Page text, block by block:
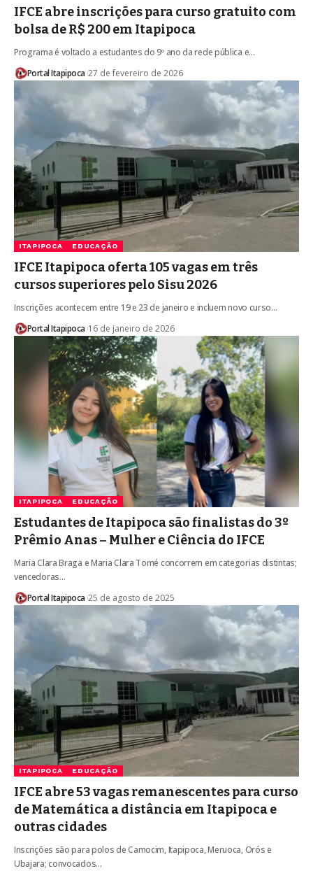
IFCE abre inscrições para curso gratuito com
bolsa de R$ 200 em Itapipoca
Programa é voltado a estudantes do 9º ano da rede pública e…
Portal Itapipoca 27 de fevereiro de 2026
ITAPIPOCA EDUCAÇÃO
IFCE Itapipoca oferta 105 vagas em três
cursos superiores pelo Sisu 2026
Inscrições acontecem entre 19 e 23 de janeiro e incluem novo curso…
Portal Itapipoca 16 de janeiro de 2026
ITAPIPOCA EDUCAÇÃO
Estudantes de Itapipoca são finalistas do 3º
Prêmio Anas – Mulher e Ciência do IFCE
Maria Clara Braga e Maria Clara Tomé concorrem em categorias distintas;
vencedoras…
Portal Itapipoca 25 de agosto de 2025
ITAPIPOCA EDUCAÇÃO
IFCE abre 53 vagas remanescentes para curso
de Matemática a distância em Itapipoca e
outras cidades
Inscrições são para polos de Camocim, Itapipoca, Meruoca, Orós e
Ubajara; convocados…